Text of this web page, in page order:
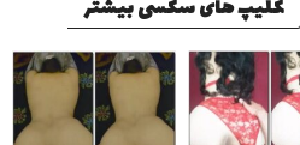
کلیپ های سکسی بیشتر